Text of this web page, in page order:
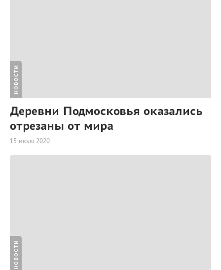
НОВОСТИ
Деревни Подмосковья оказались
отрезаны от мира
15 июля 2020
НОВОСТИ